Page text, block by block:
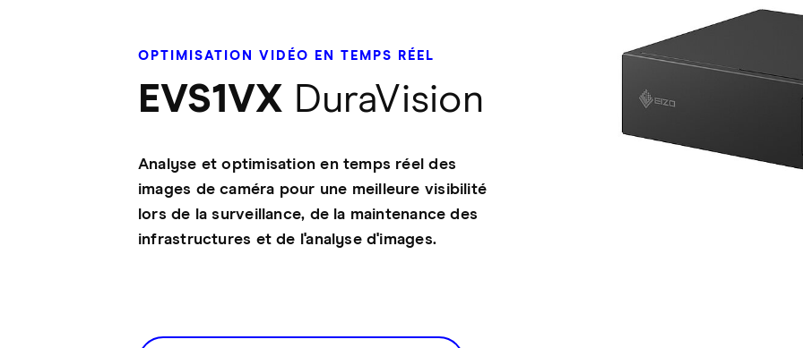
OPTIMISATION VIDÉO EN TEMPS RÉEL
EVS1VX DuraVision
Analyse et optimisation en temps réel des
images de caméra pour une meilleure visibilité
lors de la surveillance, de la maintenance des
infrastructures et de l'analyse d'images.